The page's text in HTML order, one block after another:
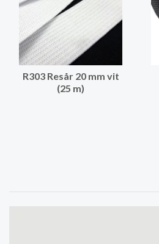
R303 Resår 20 mm vit
(25 m)